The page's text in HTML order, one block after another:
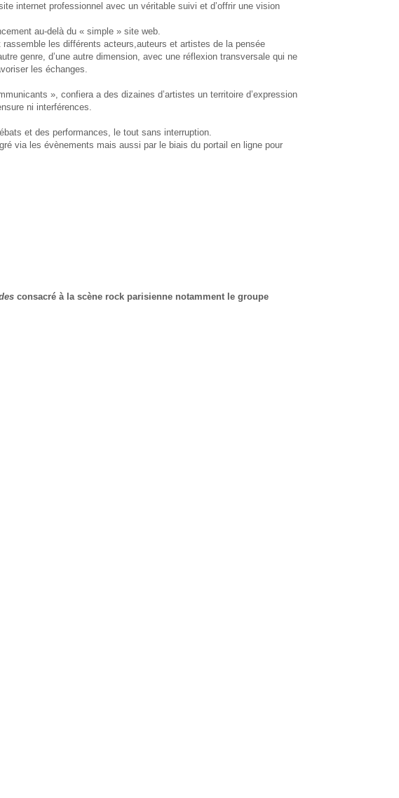
internet professionnel avec un véritable suivi et d’offrir une vision
au-delà du « simple » site web.
les différents acteurs,auteurs et artistes de la pensée
genre, d’une autre dimension, avec une réflexion transversale qui ne
les échanges.
», confiera a des dizaines d’artistes un territoire d’expression
ni interférences.
et des performances, le tout sans interruption.
via les évènements mais aussi par le biais du portail en ligne pour
consacré à la scène rock parisienne notamment le groupe